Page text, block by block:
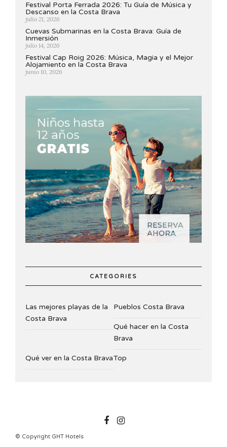
Festival Porta Ferrada 2026: Tu Guía de Música y
Descanso en la Costa Brava
julio 21, 2026
Cuevas Submarinas en la Costa Brava: Guía de
Inmersión
julio 14, 2026
Festival Cap Roig 2026: Música, Magia y el Mejor
Alojamiento en la Costa Brava
junio 10, 2026
CATEGORIES
Las mejores playas de la
Costa Brava
Pueblos Costa Brava
Qué hacer en la Costa
Brava
Qué ver en la Costa BravaTop
© Copyright GHT Hotels